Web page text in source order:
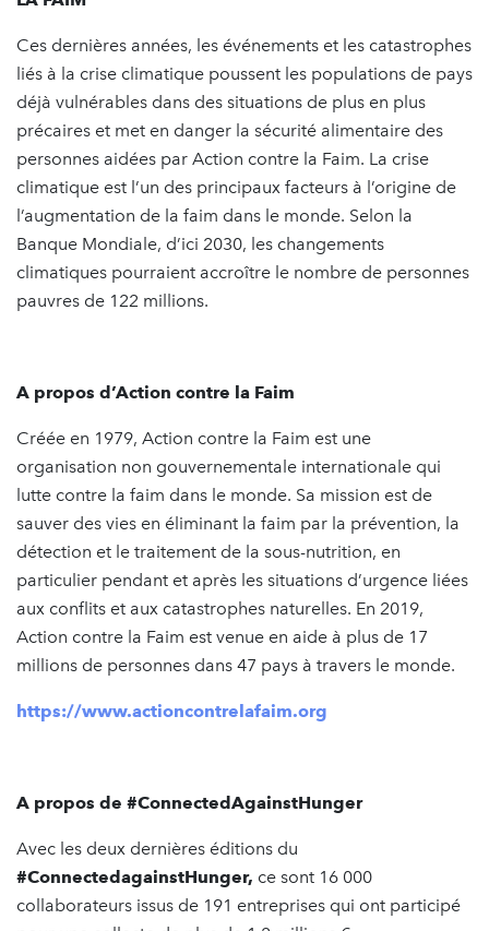
Ces dernières années, les événements et les catastrophes
liés à la crise climatique poussent les populations de pays
déjà vulnérables dans des situations de plus en plus
précaires et met en danger la sécurité alimentaire des
personnes aidées par Action contre la Faim. La crise
climatique est l’un des principaux facteurs à l’origine de
l’augmentation de la faim dans le monde. Selon la
Banque Mondiale, d’ici 2030, les changements
climatiques pourraient accroître le nombre de personnes
pauvres de 122 millions.
A propos d’Action contre la Faim
Créée en 1979, Action contre la Faim est une
organisation non gouvernementale internationale qui
lutte contre la faim dans le monde. Sa mission est de
sauver des vies en éliminant la faim par la prévention, la
détection et le traitement de la sous-nutrition, en
particulier pendant et après les situations d’urgence liées
aux conflits et aux catastrophes naturelles. En 2019,
Action contre la Faim est venue en aide à plus de 17
millions de personnes dans 47 pays à travers le monde.
https://www.actioncontrelafaim.org
A propos de #ConnectedAgainstHunger
Avec les deux dernières éditions du
#ConnectedagainstHunger, ce sont 16 000
collaborateurs issus de 191 entreprises qui ont participé